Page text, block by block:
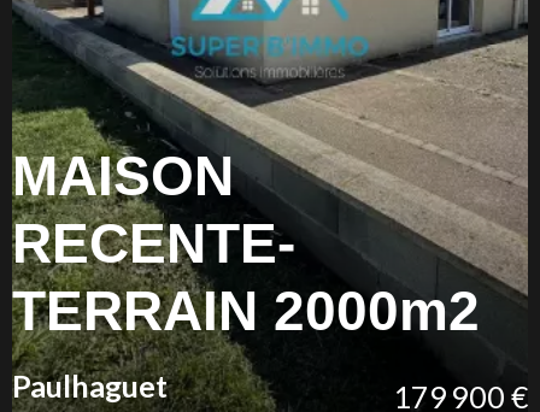
MAISON
RECENTE-
TERRAIN 2000m2
Paulhaguet 179 900 €